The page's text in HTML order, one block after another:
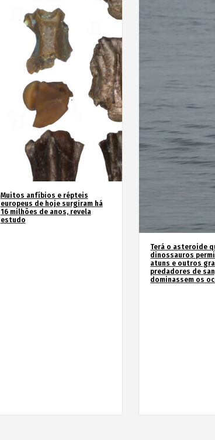
Muitos anfíbios e répteis
europeus de hoje surgiram há
16 milhões de anos, revela
estudo
Terá o asteroide
dinossauros
atuns e outros
predadores de
dominassem os